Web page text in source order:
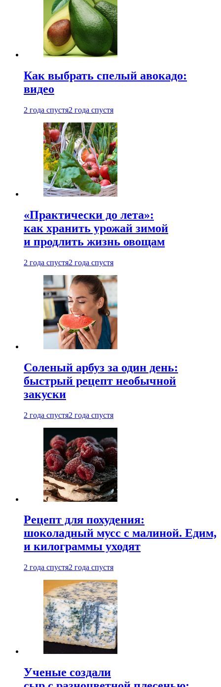
Как выбрать спелый авокадо:
видео
2 года спустя2 года спустя
«Практически до лета»:
как хранить урожай зимой
и продлить жизнь овощам
2 года спустя2 года спустя
Соленый арбуз за один день:
быстрый рецепт необычной
закуски
2 года спустя2 года спустя
Рецепт для похудения:
шоколадный мусс с малиной. Едим,
и килограммы уходят
2 года спустя2 года спустя
Ученые создали